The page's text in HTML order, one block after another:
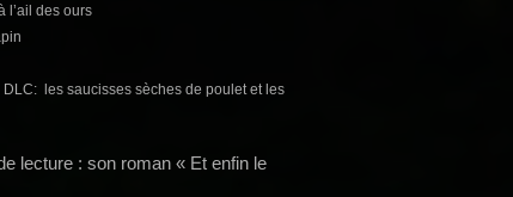
l’ail des ours
les saucisses sèches de poulet et les
lecture : son roman « Et enfin le